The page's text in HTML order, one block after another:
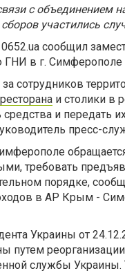
с объединением
участились
сообщил
в г. Симферополе
сотрудников
и столики в
и передать
пресс-
требовать
порядке,
в АР Крым -
Украины от
путем
службы